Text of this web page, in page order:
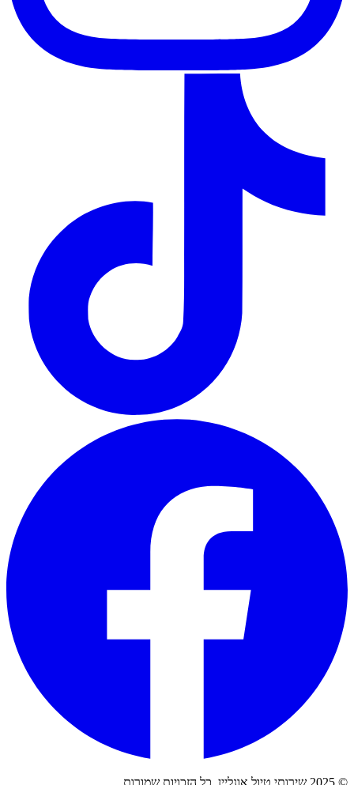
© 2025 שירותי טיול אונליין. כל הזכויות שמורות.